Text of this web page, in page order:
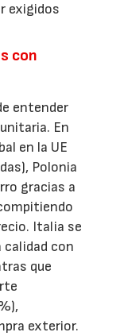
exigidos
con
entender
En
en la UE
Polonia
gracias a
Italia se
con
que
exterior.